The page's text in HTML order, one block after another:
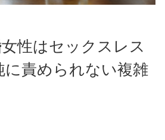
性はセックスレス
に責められない複雑